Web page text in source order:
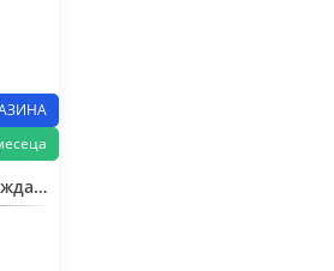
Пералня с горно зареждане Bauknecht WAT Prime 652 Di N